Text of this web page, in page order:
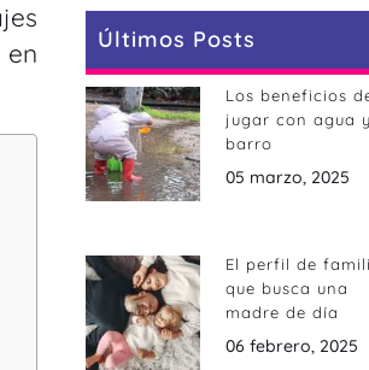
Últimos Posts
Los beneficios
jugar con agua y
barro
05 marzo, 2025
El perfil de
que busca una
madre de día
06 febrero, 2025